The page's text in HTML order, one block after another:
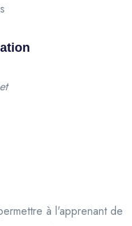
à l'apprenant de